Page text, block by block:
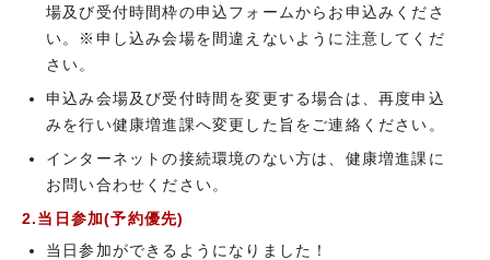
場及び受付時間枠の申込フォームからお申込みくださ
い。※申し込み会場を間違えないように注意してくだ
さい。
申込み会場及び受付時間を変更する場合は、再度申込
みを行い健康増進課へ変更した旨をご連絡ください。
インターネットの接続環境のない方は、健康増進課に
お問い合わせください。
2.当日参加(予約優先)
当日参加ができるようになりました！